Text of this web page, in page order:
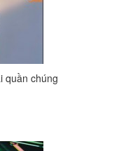
quần chúng